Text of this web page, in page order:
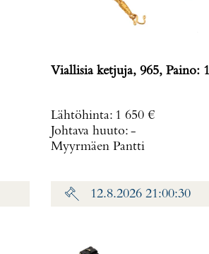
Viallisia ketjuja, 965, Paino:
Lähtöhinta: 1 650 €
Johtava huuto: -
Myyrmäen Pantti
12.8.2026 21:00:30